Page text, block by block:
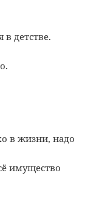
в детстве.
в жизни, надо
имущество